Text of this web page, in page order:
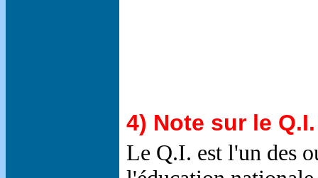
4) Note sur le Q.I.
Le Q.I. est l'un des